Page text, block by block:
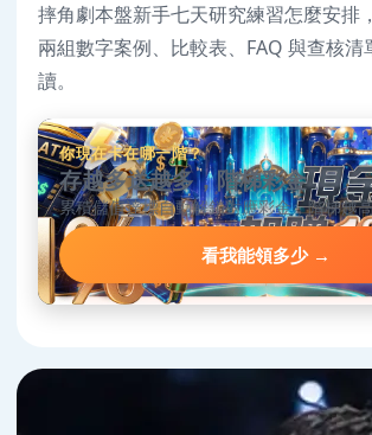
摔角劇本盤新手七天研究練習怎麼安排
兩組數字案例、比較表、FAQ 與查核清
讀。
你現在卡在哪一階？
存越多送越多，階梯彩金
累積儲值達標自動解鎖對應彩金，階梯越
看我能領多少 →